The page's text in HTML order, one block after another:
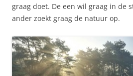
graag doet. De een wil graag in de
ander zoekt graag de natuur op.